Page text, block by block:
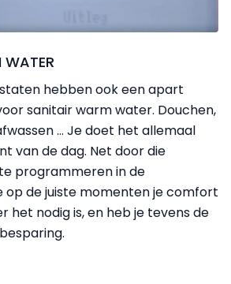
WATER
hebben ook een apart
sanitair warm water. Douchen,
… Je doet het allemaal
van de dag. Net door die
programmeren in de
op de juiste momenten je comfort
het nodig is, en heb je tevens de